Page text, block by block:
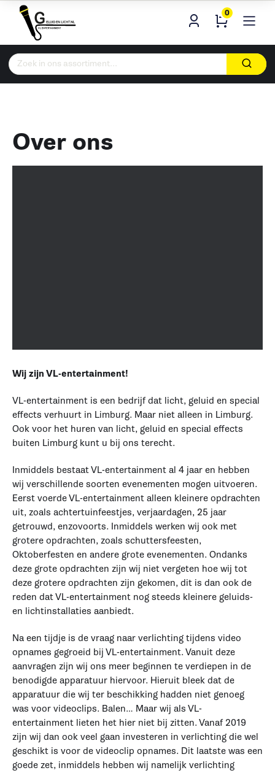
0
Zoeken
naar:
Over ons
Wij zijn VL-entertainment!
VL-entertainment is een bedrijf dat licht, geluid en special
effects verhuurt in Limburg. Maar niet alleen in Limburg.
Ook voor het huren van licht, geluid en special effects
buiten Limburg kunt u bij ons terecht.
Inmiddels bestaat VL-entertainment al 4 jaar en hebben
wij verschillende soorten evenementen mogen uitvoeren.
Eerst voerde VL-entertainment alleen kleinere opdrachten
uit, zoals achtertuinfeestjes, verjaardagen, 25 jaar
getrouwd, enzovoorts. Inmiddels werken wij ook met
grotere opdrachten, zoals schuttersfeesten,
Oktoberfesten en andere grote evenementen. Ondanks
deze grote opdrachten zijn wij niet vergeten hoe wij tot
deze grotere opdrachten zijn gekomen, dit is dan ook de
reden dat VL-entertainment nog steeds kleinere geluids-
en lichtinstallaties aanbiedt.
Na een tijdje is de vraag naar verlichting tijdens video
opnames gegroeid bij VL-entertainment. Vanuit deze
aanvragen zijn wij ons meer beginnen te verdiepen in de
benodigde apparatuur hiervoor. Hieruit bleek dat de
apparatuur die wij ter beschikking hadden niet genoeg
was voor videoclips. Balen… Maar wij als VL-
entertainment lieten het hier niet bij zitten. Vanaf 2019
zijn wij dan ook veel gaan investeren in verlichting die wel
geschikt is voor de videoclip opnames. Dit laatste was een
goede zet, inmiddels hebben wij namelijk verlichting